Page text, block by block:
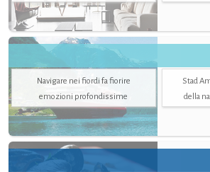
Navigare nei fiordi fa fiorire
emozioni profondissime
Stad
della